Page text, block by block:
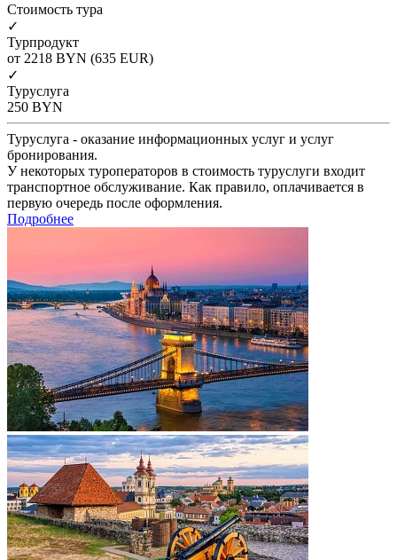
Cтоимость тура
✓
Турпродукт
от 2218 BYN (635 EUR)
✓
Туруслуга
250 BYN
Туруслуга - оказание информационных услуг и услуг
бронирования.
У некоторых туроператоров в стоимость туруслуги входит
транспортное обслуживание. Как правило, оплачивается в
первую очередь после оформления.
Подробнее